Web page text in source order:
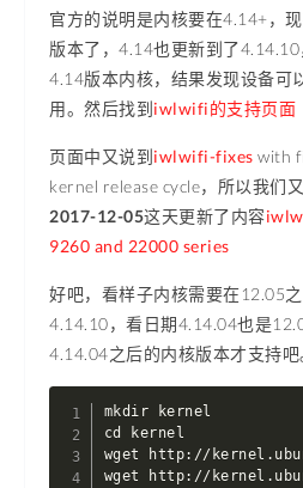
官方的说明是内核要在4.14+，
版本了，4.14也更新到了
4.14版本内核，结果发现设备可
用。然后找到iwlwifi的支持页面
页面中又说到iwlwifi-fixes with
kernel release cycle，所以我们
2017-12-05这天更新了内容
9260 and 22000 series
好吧，看样子内核需要在12.05
4.14.10，看日期4.14.04也是
4.14.04之后的内核版本才支持
mkdir kernel
cd kernel
wget http://
wget http://